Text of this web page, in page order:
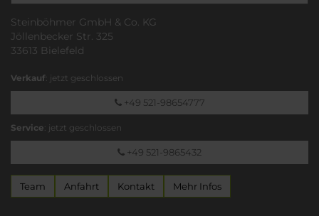
Steinböhmer GmbH & Co. KG
Jöllenbecker Str. 325
33613 Bielefeld
Verkauf: jetzt geschlossen
+49 521-98654777
Service: jetzt geschlossen
+49 521-9865432
Team Anfahrt Kontakt Mehr Infos